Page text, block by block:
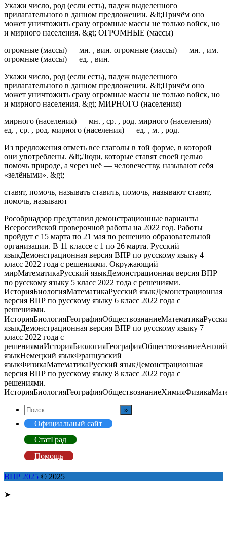
Укажи число, род (если есть), падеж выделенного
прилагательного в данном предложении. &lt;Причём оно
может уничтожить сразу огромные массы не только войск, но
и мирного населения. &gt; ОГРОМНЫЕ (массы)
огромные (массы) — мн. , вин. огромные (массы) — мн. , им.
огромные (массы) — ед. , вин.
Укажи число, род (если есть), падеж выделенного
прилагательного в данном предложении. &lt;Причём оно
может уничтожить сразу огромные массы не только войск, но
и мирного населения. &gt; МИРНОГО (населения)
мирного (населения) — мн. , ср. , род. мирного (населения) —
ед. , ср. , род. мирного (населения) — ед. , м. , род.
Из предложения отметь все глаголы в той форме, в которой
они употреблены. &lt;Люди, которые ставят своей целью
помочь природе, а через неё — человечеству, называют себя
«зелёными». &gt;
ставят, помочь, называть ставить, помочь, называют ставят,
помочь, называют
Рособрнадзор представил демонстрационные варианты
Всероссийской проверочной работы на 2022 год. Работы
пройдут с 15 марта по 21 мая по решению образовательной
организации. В 11 классе с 1 по 26 марта. Русский
языкДемонстрационная версия ВПР по русскому языку 4
класс 2022 года с решениями. Окружающий
мирМатематикаРусский языкДемонстрационная версия ВПР
по русскому языку 5 класс 2022 года с решениями.
ИсторияБиологияМатематикаРусский языкДемонстрационная
версия ВПР по русскому языку 6 класс 2022 года с
решениями.
языкДемонстрационная версия ВПР по русскому языку 7
класс 2022 года с
языкНемецкий языкФранцузский
языкФизикаМатематикаРусский языкДемонстрационная
версия ВПР по русскому языку 8 класс 2022 года с
решениями.
Официальный сайт
СтатГрад
Помощь
ВПР 2025 © 2025
➤